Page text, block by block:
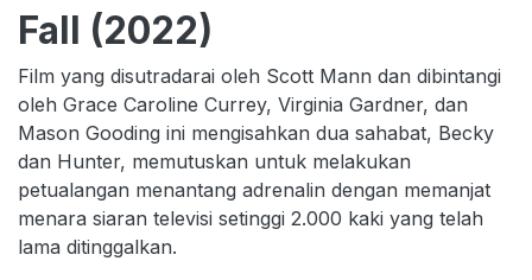
Fall (2022)
Film yang disutradarai oleh Scott Mann dan dibintangi
oleh Grace Caroline Currey, Virginia Gardner, dan
Mason Gooding ini mengisahkan dua sahabat, Becky
dan Hunter, memutuskan untuk melakukan
petualangan menantang adrenalin dengan memanjat
menara siaran televisi setinggi 2.000 kaki yang telah
lama ditinggalkan.